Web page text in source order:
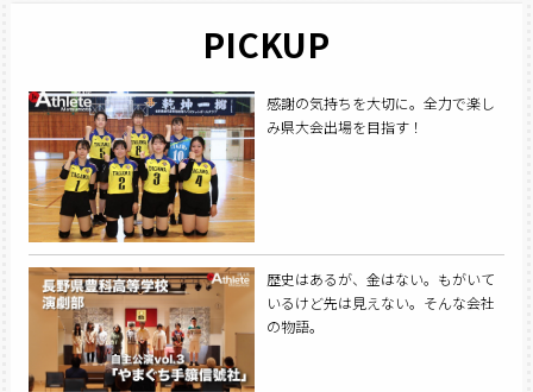
PICKUP
感謝の気持ちを大切に。全力で楽し
み県大会出場を目指す！
歴史はあるが、金はない。もがいて
いるけど先は見えない。そんな会社
の物語。